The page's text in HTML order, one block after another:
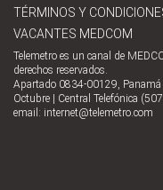
TÉRMINOS Y
VACANTES MEDCOM
Telemetro es un canal de
derechos reservados.
Apartado 0834-00129, Panamá
Octubre | Central Telefónica
email: internet@telemetro.com